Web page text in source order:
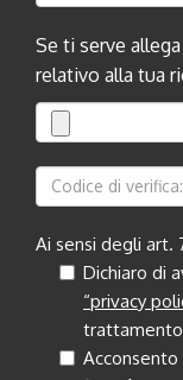
Se ti serve
relativo alla tua
Ai sensi degli art.
Dichiaro di
“privacy